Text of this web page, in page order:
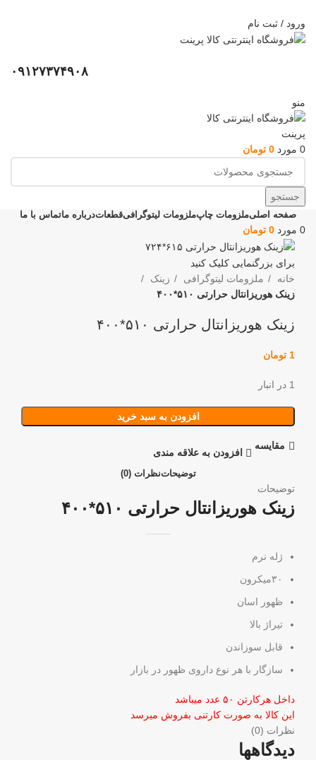
ورود / ثبت نام
۰۹۱۲۷۳۷۴۹۰۸
منو
0 مورد 0 تومان
جستجو
صفحه اصلیملزومات چاپملزومات لیتوگرافیقطعاتدرباره ماتماس با ما
0 مورد 0 تومان
برای بزرگنمایی کلیک کنید
خانه
ملزومات لیتوگرافی
زینک
زینک هوریزانتال حرارتی ۵۱۰*۴۰۰
زینک هوریزانتال حرارتی ۵۱۰*۴۰۰
1 تومان
1 در انبار
افزودن به سبد خرید
مقايسه
افزودن به علاقه مندی
توضیحاتنظرات (0)
توضیحات
زینک هوریزانتال حرارتی ۵۱۰*۴۰۰
ژله نرم
۳۰میکرون
ظهور اسان
تیراژ بالا
قابل سوزاندن
سازگار با هر نوع داروی ظهور در بازار
داخل هرکارتن ۵۰ عدد میباشد
این کالا به صورت کارتنی بفروش میرسد
نظرات (0)
دیدگاهها